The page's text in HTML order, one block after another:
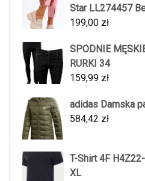
Star LL274457
199,00 zł
SPODNIE
RURKI 34
159,99 zł
adidas Damska
584,42 zł
T-Shirt 4F
XL